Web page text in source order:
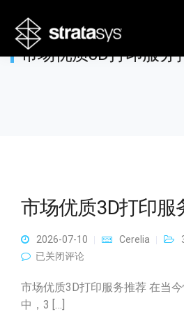
市场优质3D打印服务
市场优质3D打印服
2026-07-10 Cerelia
市场优质3D打印服务推荐
已关闭评论
市场优质3D打印服务推荐 在当
中，3 […]